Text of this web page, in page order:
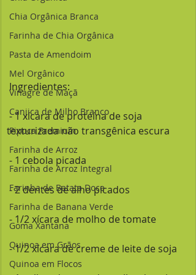
Chia Orgânica Branca
Farinha de Chia Orgânica
Pasta de Amendoim
Mel Orgânico
Vinagre de Maçã
Canjica de Milho Branco
Pipoca Premium
Farinha de Arroz
Farinha de Arroz Integral
Farinha de Batata Doce
Farinha de Banana Verde
Goma Xantana
Quinoa em Grãos
Quinoa em Flocos
Ingredientes:
texturizada não transgênica escura
- 1 cebola picada
- 2 dentes de alho picados
- 1/2 xícara de molho de tomate
- 1/2 xícara de creme de leite de soja